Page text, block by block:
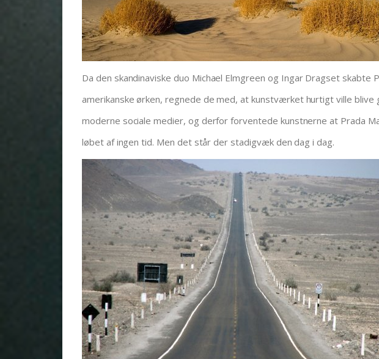
Da den skandinaviske duo Michael Elmgreen og Ingar Dragset skabte
amerikanske ørken, regnede de med, at kunstværket hurtigt ville blive
moderne sociale medier, og derfor forventede kunstnerne at Prada
løbet af ingen tid. Men det står der stadigvæk den dag i dag.